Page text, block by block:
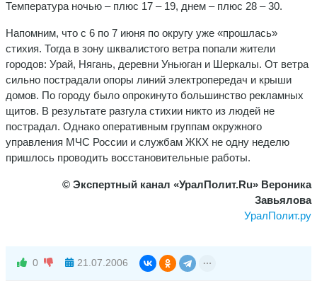
Температура ночью – плюс 17 – 19, днем – плюс 28 – 30.
Напомним, что с 6 по 7 июня по округу уже «прошлась»
стихия. Тогда в зону шквалистого ветра попали жители
городов: Урай, Нягань, деревни Уньюган и Шеркалы. От ветра
сильно пострадали опоры линий электропередач и крыши
домов. По городу было опрокинуто большинство рекламных
щитов. В результате разгула стихии никто из людей не
пострадал. Однако оперативным группам окружного
управления МЧС России и службам ЖКХ не одну неделю
пришлось проводить восстановительные работы.
© Экспертный канал «УралПолит.Ru» Вероника
Завьялова
УралПолит.ру
0 21.07.2006